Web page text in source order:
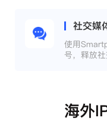
社交媒
使用
号，释放社
海外